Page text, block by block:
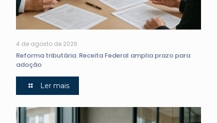
4 de agosto de 2026
Reforma tributária: Receita Federal amplia prazo para
adoção
Ler mais